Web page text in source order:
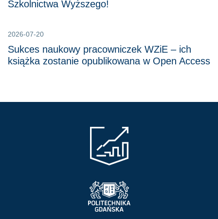
Szkolnictwa Wyższego!
2026-07-20
Sukces naukowy pracowniczek WZiE – ich
książka zostanie opublikowana w Open Access